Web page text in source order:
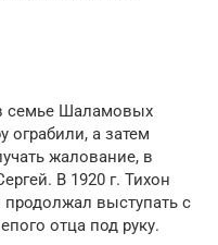
семье Шаламовых
ограбили, а затем
жалование, в
В 1920 г. Тихон
выступать с
отца под руку.